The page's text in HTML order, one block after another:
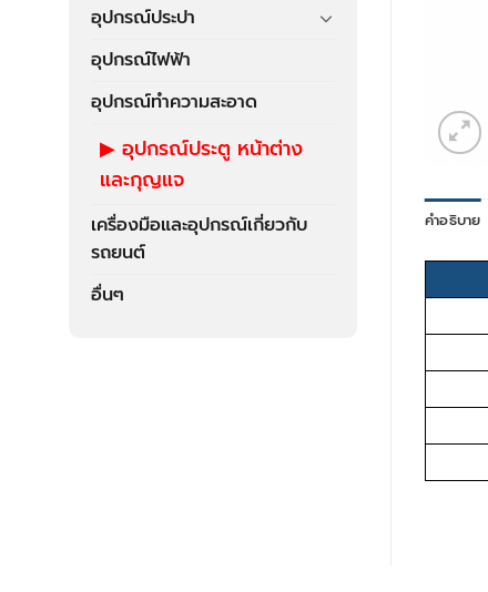
อุปกรณ์ประปา
อุปกรณ์ไฟฟ้า
อุปกรณ์ทำความสะอาด
อุปกรณ์ประตู หน้าต่าง
และกุญแจ
เครื่องมือและอุปกรณ์เกี่ยวกับ
รถยนต์
อื่นๆ
คำอธิบาย